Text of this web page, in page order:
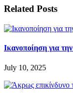
Related Posts
Ικανοποίηση για
July 10, 2025